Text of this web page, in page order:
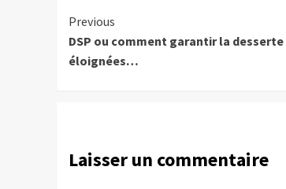
Continue
Reading
Previous
DSP ou comment garantir la
éloignées…
Laisser un commentaire